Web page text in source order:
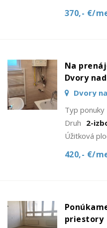
370,- €/
Na
Dvory
Dvory
Typ ponuky
Druh 2-
Úžitková
420,- €/
priestory